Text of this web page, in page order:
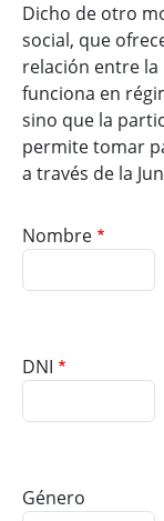
Dicho de otro
social, que
relación entre
funciona en
sino que la
permite tomar
a través de la
Nombre
DNI
Género